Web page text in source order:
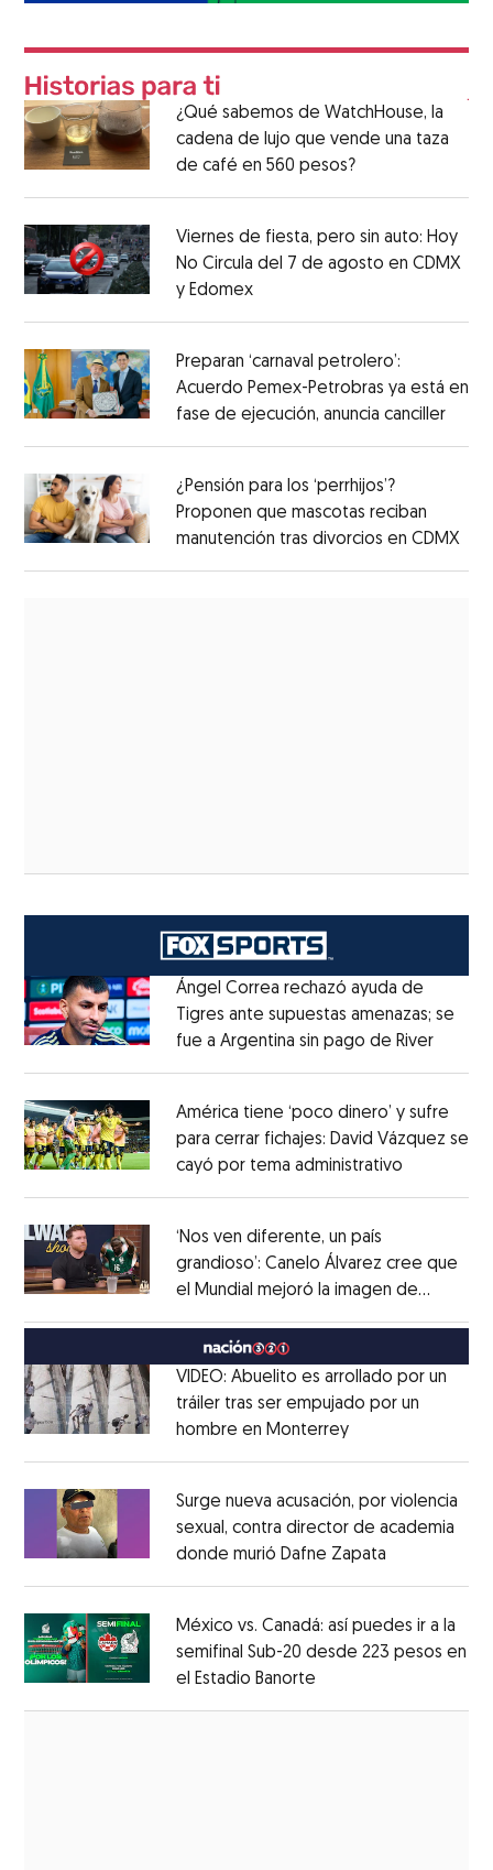
¿Qué sabemos de WatchHouse, la
cadena de lujo que vende una taza
de café en 560 pesos?
Viernes de fiesta, pero sin auto: Hoy
No Circula del 7 de agosto en CDMX
y Edomex
Preparan ‘carnaval petrolero’:
Acuerdo Pemex-Petrobras ya está en
fase de ejecución, anuncia canciller
¿Pensión para los ‘perrhijos’?
Proponen que mascotas reciban
manutención tras divorcios en CDMX
Ángel Correa rechazó ayuda de
Tigres ante supuestas amenazas; se
fue a Argentina sin pago de RiverOpens
América tiene ‘poco dinero’ y sufre
para cerrar fichajes: David Vázquez se
cayó por tema administrativo
‘Nos ven diferente, un país
grandioso’: Canelo Álvarez cree que
el Mundial mejoró la imagen de
VIDEO: Abuelito es arrollado por un
tráiler tras ser empujado por un
hombre en MonterreyOpens in new
Surge nueva acusación, por violencia
sexual, contra director de academia
donde murió Dafne Zapata
México vs. Canadá: así puedes ir a la
semifinal Sub-20 desde 223 pesos en
el Estadio Banorte